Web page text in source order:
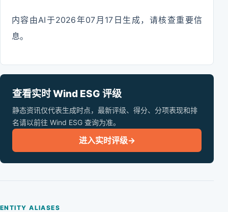
内容由AI于2026年07月17日生成，请核查重要信
息。
查看实时 Wind ESG 评级
静态资讯仅代表生成时点，最新评级、得分、分项表现和排
名请以前往 Wind ESG 查询为准。
进入实时评级→
ENTITY ALIASES